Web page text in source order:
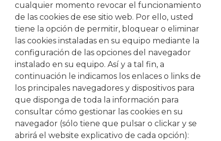
cualquier momento revocar el funcionamiento
de las cookies de ese sitio web. Por ello, usted
tiene la opción de permitir, bloquear o eliminar
las cookies instaladas en su equipo mediante la
configuración de las opciones del navegador
instalado en su equipo. Así y a tal fin, a
continuación le indicamos los enlaces o links de
los principales navegadores y dispositivos para
que disponga de toda la información para
consultar cómo gestionar las cookies en su
navegador (sólo tiene que pulsar o clickar y se
abrirá el website explicativo de cada opción):